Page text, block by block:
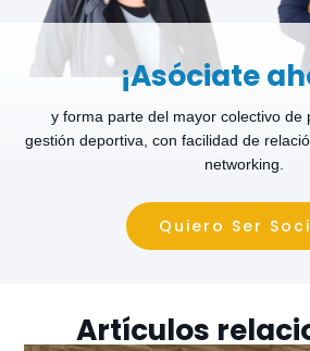
¡Asóciate
y forma parte del mayor colectivo de
gestión deportiva, con facilidad de
networking.
Quiero Ser
Artículos